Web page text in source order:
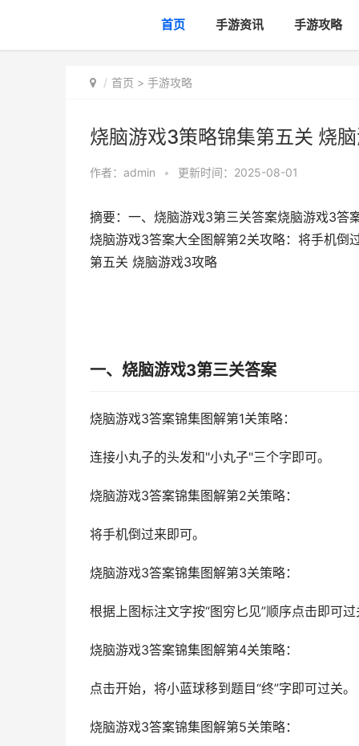
首页 手游资讯 手游攻略
首页 > 手游攻略
烧脑游戏3策略锦集第五关 烧
作者： admin • 更新时间：2025-08-01
摘要：一、烧脑游戏3第三关答案烧脑游戏3答
烧脑游戏3答案大全图解第2关攻略：将手机倒
第五关 烧脑游戏3攻略
一、烧脑游戏3第三关答案
烧脑游戏3答案锦集图解第1关策略：
连接小丸子的头发和"小丸子"三个字即可。
烧脑游戏3答案锦集图解第2关策略：
将手机倒过来即可。
烧脑游戏3答案锦集图解第3关策略：
根据上图标注文字按“图穷匕见”顺序点击即可
烧脑游戏3答案锦集图解第4关策略：
点击开始，将小蓝球移到题目“终”字即可过关。
烧脑游戏3答案锦集图解第5关策略：